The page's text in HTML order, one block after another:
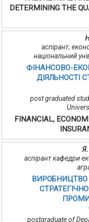
DETERMINING THE
аспірант,
національний
ФІНАНСОВО-
ДІЯЛЬНОСТІ
post graduated
FINANCIAL,
Я.
аспірант кафедри
ВИРОБНИЦТВО
postgraduate of